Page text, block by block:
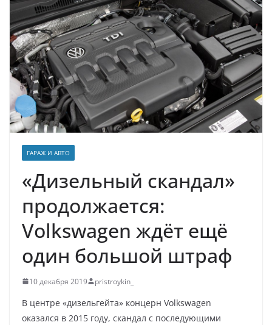
ГАРАЖ И АВТО
«Дизельный скандал»
продолжается:
Volkswagen ждёт ещё
один большой штраф
10 декабря 2019 pristroykin_
В центре «дизельгейта» концерн Volkswagen
оказался в 2015 году, скандал с последующими